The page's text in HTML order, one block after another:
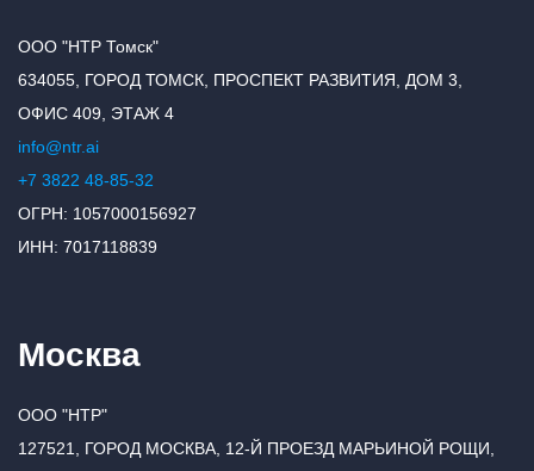
ООО "НТР Томск"
634055, ГОРОД ТОМСК, ПРОСПЕКТ РАЗВИТИЯ, ДОМ 3,
ОФИС 409, ЭТАЖ 4
info@ntr.ai
+7 3822 48-85-32
ОГРН: 1057000156927
ИНН: 7017118839
Москва
ООО "НТР"
127521, ГОРОД МОСКВА, 12-Й ПРОЕЗД МАРЬИНОЙ РОЩИ,